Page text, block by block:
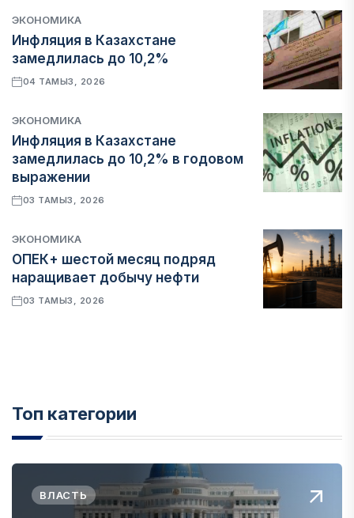
ЭКОНОМИКА
Инфляция в Казахстане
замедлилась до 10,2%
04 ТАМЫЗ, 2026
ЭКОНОМИКА
Инфляция в Казахстане
замедлилась до 10,2% в годовом
выражении
03 ТАМЫЗ, 2026
ЭКОНОМИКА
ОПЕК+ шестой месяц подряд
наращивает добычу нефти
03 ТАМЫЗ, 2026
Топ категории
ВЛАСТЬ